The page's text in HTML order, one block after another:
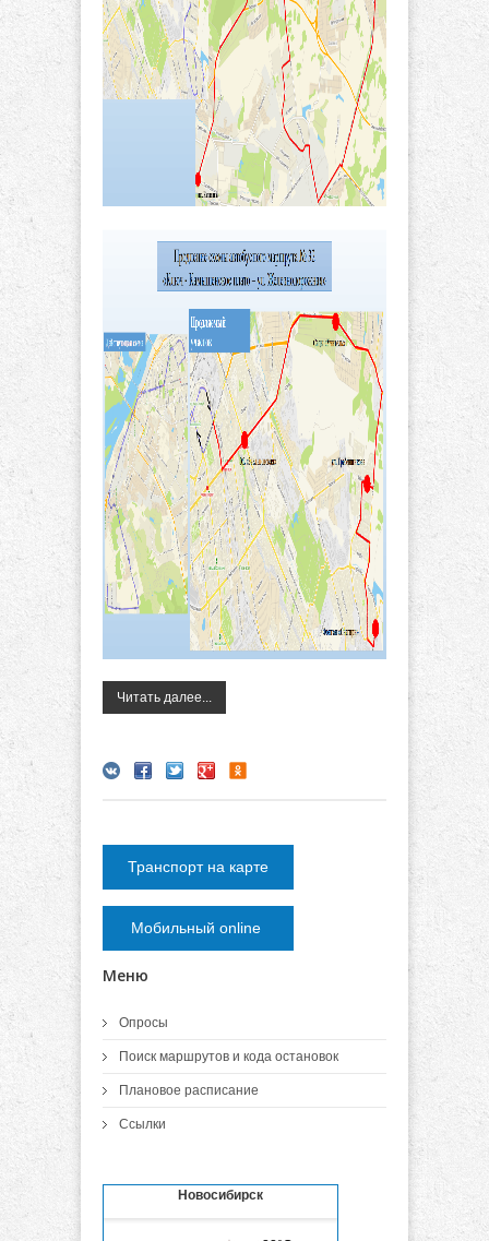
Читать далее...
Транспорт на карте
Мобильный online
Меню
Опросы
Поиск маршрутов и кода остановок
Плановое расписание
Ссылки
Новосибирск